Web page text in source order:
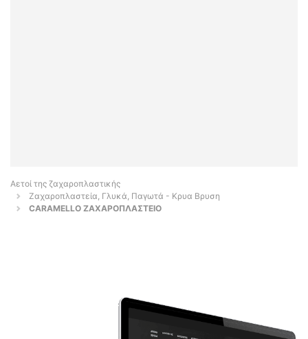
Αετοί της ζαχαροπλαστικής
Ζαχαροπλαστεία, Γλυκά, Παγωτά - Κρυα Βρυση
CARAMELLO ΖΑΧΑΡΟΠΛΑΣΤΕΙΟ